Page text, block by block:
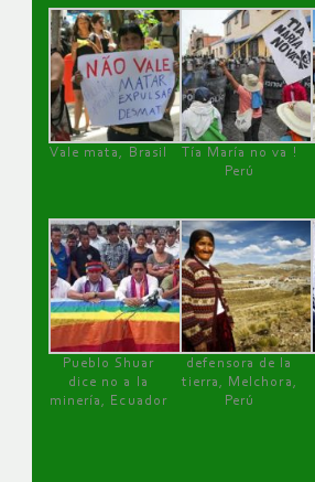
Vale mata, Brasil
Tía María no va !
Perú
Pueblo Shuar
dice no a la
minería, Ecuador
defensora de la
tierra, Melchora,
Perú